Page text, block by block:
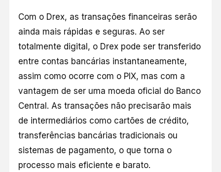
Com o Drex, as transações financeiras serão
ainda mais rápidas e seguras. Ao ser
totalmente digital, o Drex pode ser transferido
entre contas bancárias instantaneamente,
assim como ocorre com o PIX, mas com a
vantagem de ser uma moeda oficial do Banco
Central. As transações não precisarão mais
de intermediários como cartões de crédito,
transferências bancárias tradicionais ou
sistemas de pagamento, o que torna o
processo mais eficiente e barato.